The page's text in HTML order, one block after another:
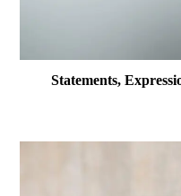
Statements,